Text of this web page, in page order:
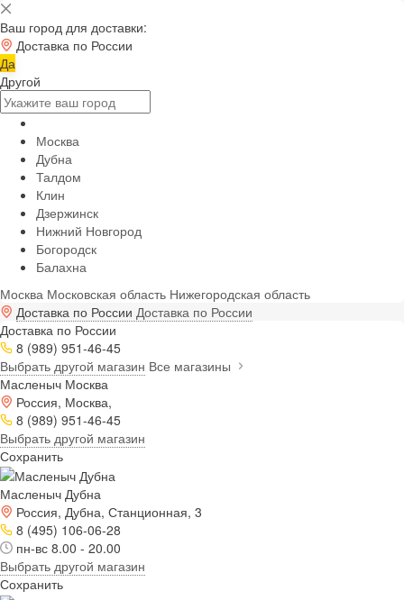
Ваш город для доставки:
Доставка по России
Да
Другой
Москва
Дубна
Талдом
Клин
Дзержинск
Нижний Новгород
Богородск
Балахна
Москва Московская область Нижегородская область
Доставка по России Доставка по России
Доставка по России
8 (989) 951-46-45
Выбрать другой магазин Все магазины
Масленыч Москва
Россия, Москва,
8 (989) 951-46-45
Выбрать другой магазин
Сохранить
Масленыч Дубна
Россия, Дубна, Станционная, 3
8 (495) 106-06-28
пн-вс 8.00 - 20.00
Выбрать другой магазин
Сохранить